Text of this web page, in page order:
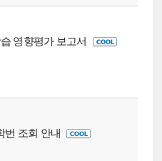
영향평가 보고서
번 조회 안내